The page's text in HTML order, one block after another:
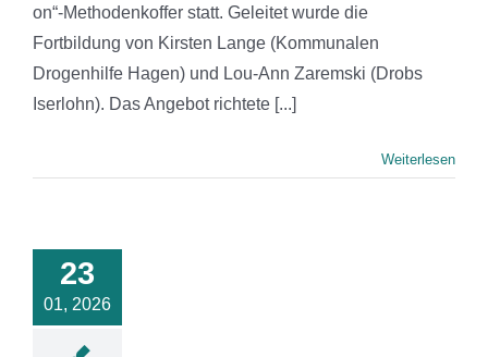
on“-Methodenkoffer statt. Geleitet wurde die
Fortbildung von Kirsten Lange (Kommunalen
Drogenhilfe Hagen) und Lou-Ann Zaremski (Drobs
Iserlohn). Das Angebot richtete [...]
Weiterlesen
23
01, 2026
Firma
Balve